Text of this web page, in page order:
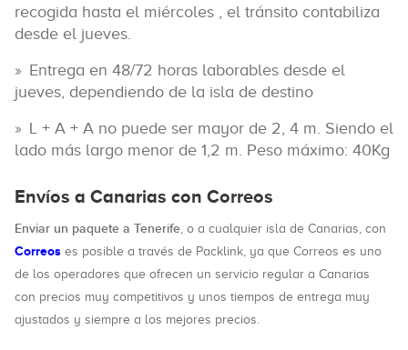
recogida hasta el miércoles , el tránsito contabiliza
desde el jueves.
Entrega en 48/72 horas laborables desde el
jueves, dependiendo de la isla de destino
L + A + A no puede ser mayor de 2, 4 m. Siendo el
lado más largo menor de 1,2 m. Peso máximo: 40Kg
Envíos a Canarias con Correos
Enviar un paquete a Tenerife, o a cualquier isla de Canarias, con
Correos es posible a través de Packlink, ya que Correos es uno
de los operadores que ofrecen un servicio regular a Canarias
con precios muy competitivos y unos tiempos de entrega muy
ajustados y siempre a los mejores precios.